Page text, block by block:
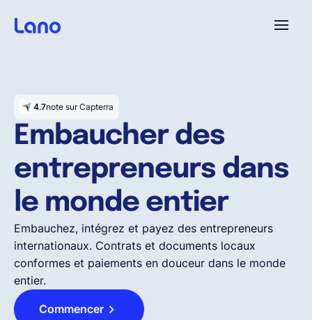
Pourquoi Lano?
Tarifs
Ressources
Compagnie
4.7note sur Capterra
Embaucher des
entrepreneurs dans
le monde entier
Embauchez, intégrez et payez des entrepreneurs
internationaux. Contrats et documents locaux
conformes et paiements en douceur dans le monde
entier.
Commencer